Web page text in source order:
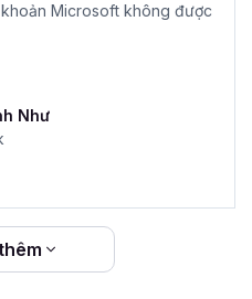
Microsoft không được
Như